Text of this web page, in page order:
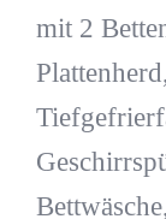
mit 2